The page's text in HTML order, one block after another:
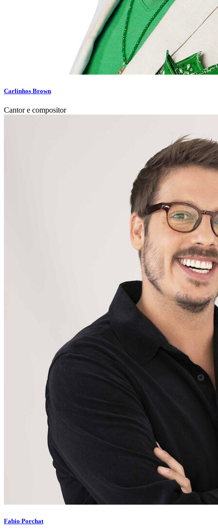
Carlinhos Brown
Cantor e compositor
Fabio Porchat